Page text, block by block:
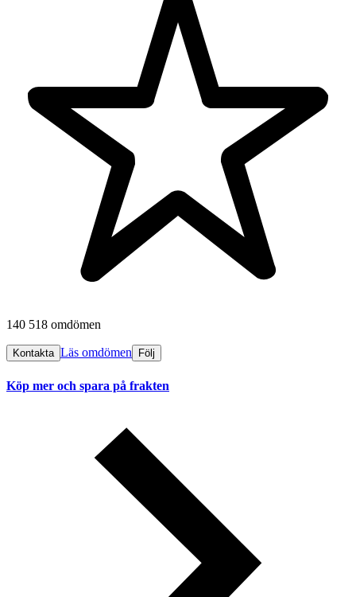
140 518 omdömen
Kontakta Läs omdömen Följ
Köp mer och spara på frakten